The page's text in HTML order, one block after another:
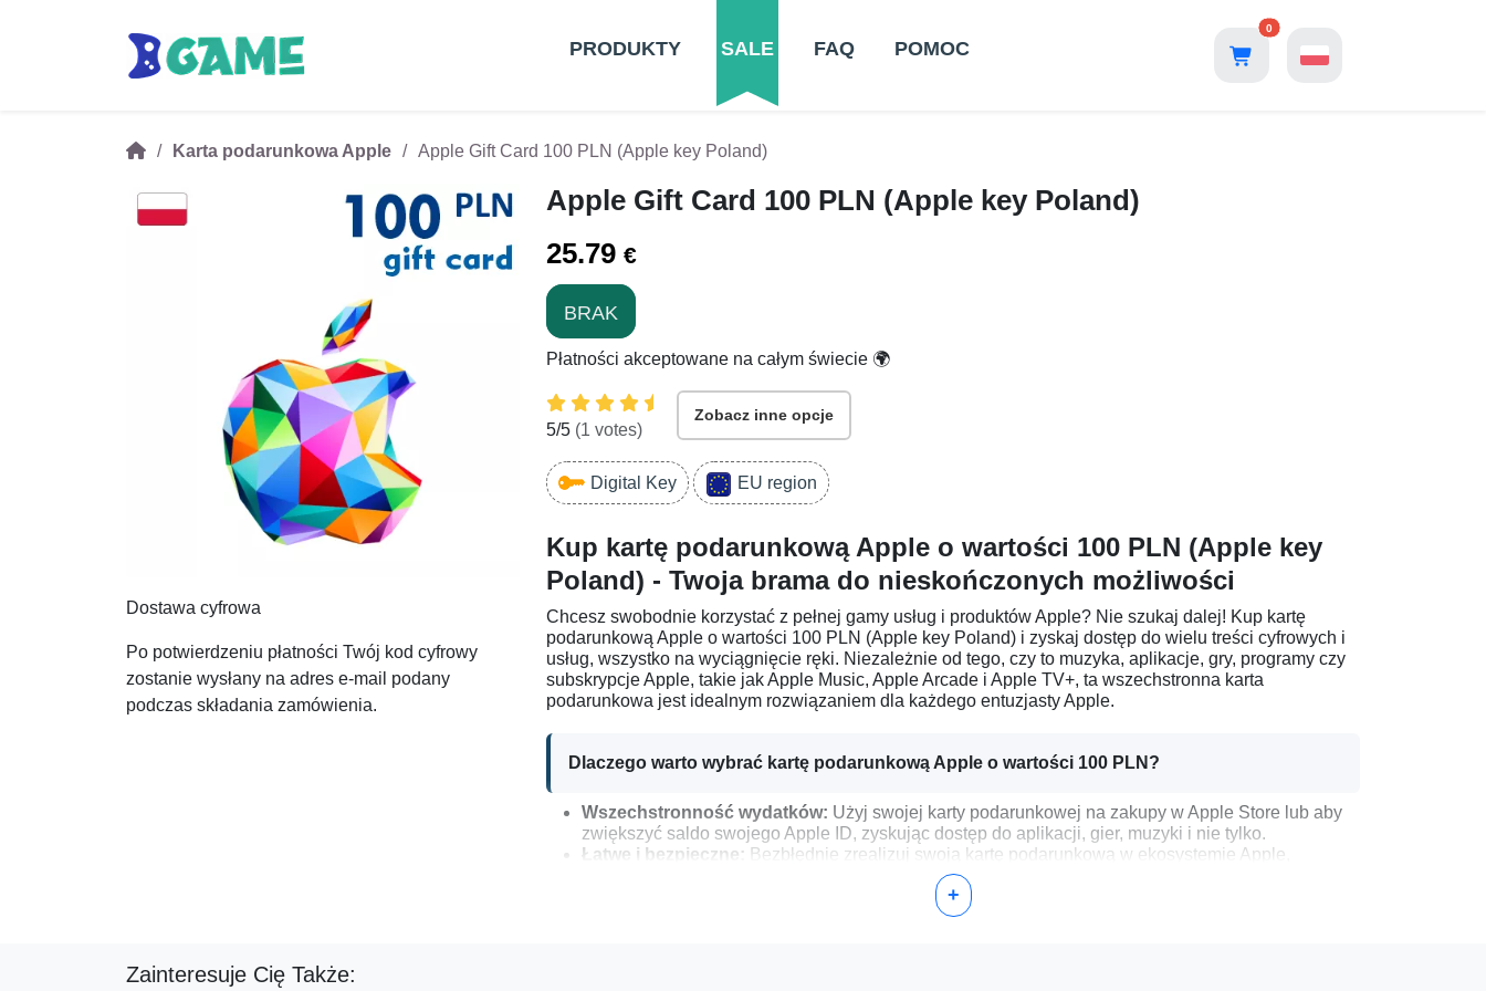
PRODUKTY SALE FAQ POMOC
0
Karta podarunkowa Apple Apple Gift Card 100 PLN (Apple key Poland)
Dostawa cyfrowa
Po potwierdzeniu płatności Twój kod cyfrowy
zostanie wysłany na adres e-mail podany
podczas składania zamówienia.
Apple Gift Card 100 PLN (Apple key Poland)
25.79 €
BRAK
Płatności akceptowane na całym świecie 🌍
5/5 (1 votes)
Zobacz inne opcje
Digital Key EU region
Kup kartę podarunkową Apple o wartości 100 PLN (Apple key
Poland) - Twoja brama do nieskończonych możliwości
Chcesz swobodnie korzystać z pełnej gamy usług i produktów Apple? Nie szukaj dalej! Kup kartę
podarunkową Apple o wartości 100 PLN (Apple key Poland) i zyskaj dostęp do wielu treści cyfrowych i
usług, wszystko na wyciągnięcie ręki. Niezależnie od tego, czy to muzyka, aplikacje, gry, programy czy
subskrypcje Apple, takie jak Apple Music, Apple Arcade i Apple TV+, ta wszechstronna karta
podarunkowa jest idealnym rozwiązaniem dla każdego entuzjasty Apple.
Dlaczego warto wybrać kartę podarunkową Apple o wartości 100 PLN?
Wszechstronność wydatków: Użyj swojej karty podarunkowej na zakupy w Apple Store lub aby
zwiększyć saldo swojego Apple ID, zyskując dostęp do aplikacji, gier, muzyki i nie tylko.
Łatwe i bezpieczne: Bezbłędnie zrealizuj swoją kartę podarunkową w ekosystemie Apple,
korzystając z bezpiecznego środowiska transakcyjnego.
Doskonały na każdą okazję, ta karta podarunkowa daje obdarowanej osobie
wolność wyboru ulubionego produktu lub usługi Apple.
+
Zainteresuje Cię Także: